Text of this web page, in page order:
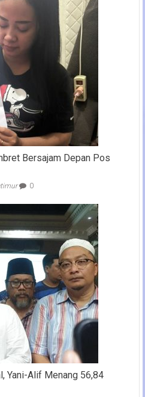
Bersajam Depan Pos
0
Yani-Alif Menang 56,84